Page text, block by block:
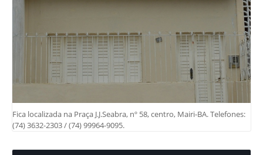
Fica localizada na Praça J.J.Seabra, nº 58, centro, Mairi-BA. Telefones:
(74) 3632-2303 / (74) 99964-9095.